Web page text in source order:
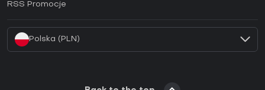
RSS Promocje
Polska (PLN)